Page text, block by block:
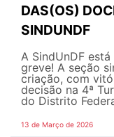
DAS(OS)
SINDUNDF
A SindUnDF
greve! A seção
criação, com
decisão na 4ª
do Distrito
13 de Março de 2026